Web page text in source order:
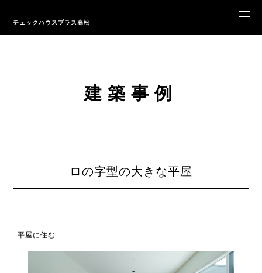
チェックハウスプラス高松
建築事例
ロの字型の大きな平屋
平屋に住む